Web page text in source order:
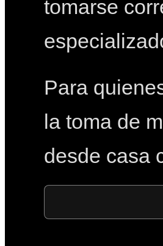
tomarse
Para
la toma de
desde casa